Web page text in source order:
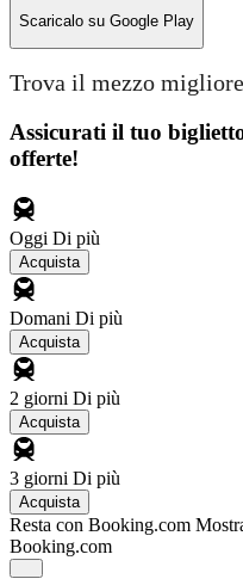
Scaricalo su Google Play
Trova il mezzo
Assicurati il ​​tuo
offerte!
Oggi Di più
Acquista
Domani Di più
Acquista
2 giorni Di più
Acquista
3 giorni Di più
Acquista
Resta con Booking.com
Booking.com